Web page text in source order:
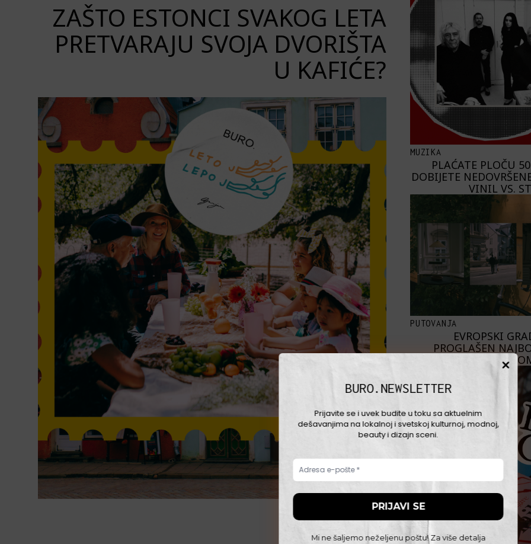
ZAŠTO ESTONCI SVAKOG LETA
PRETVARAJU SVOJA DVORIŠTA
U KAFIĆE?
MUZIKA
PLAĆATE PLOČU
DOBIJETE
VINIL VS.
PUTOVANJA
EVROPSKI
PROGLAŠEN
ŽIVOT – NA
BURO.NEWSLETTER
Prijavite se i uvek budite u toku sa aktuelnim
dešavanjima na lokalnoj i svetskoj kulturnoj, modnoj,
beauty i dizajn sceni.
Mi ne šaljemo neželjenu poštu! Za više detalja